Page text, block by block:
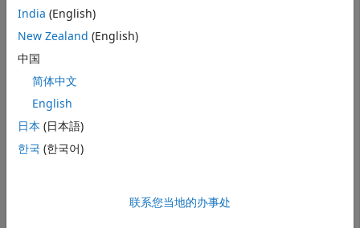
将polyin 相对于点 (1,0) 旋转 45 度。
poly2 = rotate(polyin,45,[1 0]);
绘制这三个多边形。
plot([polyin poly1 poly2])
India (English)
New Zealand (English)
中国
简体中文
English
日本 (日本語)
한국 (한국어)
联系您当地的办事处